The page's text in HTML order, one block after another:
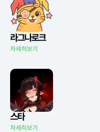
라그나로크
자세히보기
스타
자세히보기